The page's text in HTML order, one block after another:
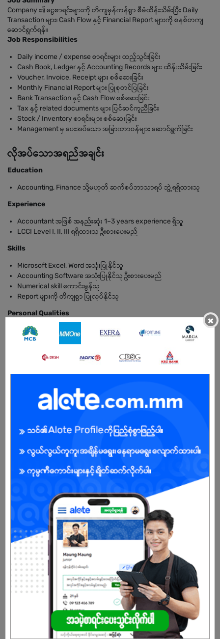
Company ၏ ငွေစာရင်းများကို တိကျမှန်ကန်စွာ စီမံထိန်းသိမ်းပြီး Daily
Transaction များ၊ Cash Flow နှင့် Financial Report များကို စနစ်တကျ
ဆောင်ရွက်ရန်။
Job Responsibilities
Daily income / expense စာရင်းများ ထည့်သွင်းခြင်း
Cash Book, Ledger နှင့် Accounting Records များ ထိန်းသိမ်းခြင်း
Voucher, Invoice, Receipt များ စစ်ဆေးခြင်း
Monthly Financial Report များ ပြုစုတင်ပြခြင်း
Bank Transaction နှင့် Cash Flow စစ်ဆေးခြင်း
Tax နှင့် related documents များ ပြင်ဆင်ကူညီခြင်း
Stock / Inventory စာရင်းများ စစ်ဆေးခြင်း
Management မှ ပေးအပ်သော အခြားတာဝန်များ ဆောင်ရွက်ခြင်း
လိုအပ်သောအရည်အချင်း
Education
Accounting, Finance သို့မဟုတ် ဆက်စပ်ဘာသာရပ် ဘွဲ့ရရှိထားသူ
Experience
Accountant အဖြစ် အနည်းဆုံး 1–3 years experience ရှိသူ
LCCI Level I, II, III ရရှိထားသူ ဦးစားပေးမည်
Skills
Microsoft Excel, Word အသုံးပြုနိုင်သူ
Accounting Software အသုံးပြုနိုင်သူ ဦးစားပေးမည်
Numerical skill ကောင်းမွန်သူ
Report များကို တိကျစွာ ပြုလုပ်နိုင်သူ
Personal Qualities
တာဝန်ယူမှုရှိသူ
ရိုးသားပြီး စည်းကမ်းရှိသူ
Pressure အောက်တွင် အလုပ်လုပ်နိုင်သူ
အကျိုးအမြတ်
အခွင့်အရေးရှိသူ : ကျား/မ
သက်တမ်းကုန်သွားပါပြီ
×